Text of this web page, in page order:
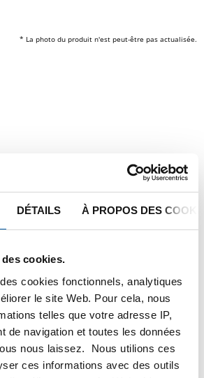
DÉTAILS À PROPOS DES
cookies.
cookies fonctionnels, analytiques
le site Web. Pour cela, nous
telles que votre adresse IP,
de navigation et toutes les données
nous laissez. Nous utilions ces
ces informations avec des outils
* La photo du produit n'est peut-être pas actualisée.
être commandé en ligne,
vos propres numéros d’articles
actuels de TS Métaux
en ligne